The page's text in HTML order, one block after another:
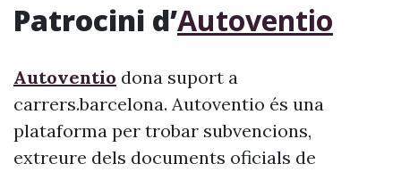
Patrocini d’Autoventio
Autoventio dona suport a
carrers.barcelona. Autoventio és una
plataforma per trobar subvencions,
extreure dels documents oficials de